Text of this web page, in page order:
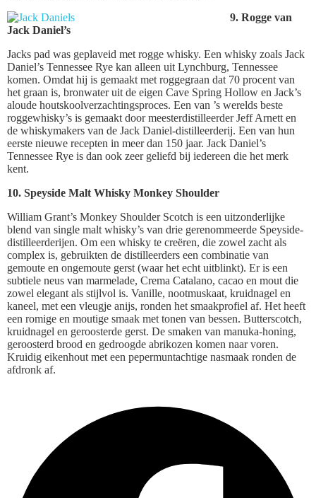
9. Rogge van
Jack Daniel’s
Jacks pad was geplaveid met rogge whisky. Een whisky zoals Jack
Daniel’s Tennessee Rye kan alleen uit Lynchburg, Tennessee
komen. Omdat hij is gemaakt met roggegraan dat 70 procent van
het graan is, bronwater uit de eigen Cave Spring Hollow en Jack’s
aloude houtskoolverzachtingsproces. Een van ’s werelds beste
roggewhisky’s is gemaakt door meesterdistilleerder Jeff Arnett en
de whiskymakers van de Jack Daniel-distilleerderij. Een van hun
eerste nieuwe recepten in meer dan 150 jaar. Jack Daniel’s
Tennessee Rye is dan ook zeer geliefd bij iedereen die het merk
kent.
10. Speyside Malt Whisky Monkey Shoulder
William Grant’s Monkey Shoulder Scotch is een uitzonderlijke
blend van single malt whisky’s van drie gerenommeerde Speyside-
distilleerderijen. Om een whisky te creëren, die zowel zacht als
complex is, gebruikten de distilleerders een combinatie van
gemoute en ongemoute gerst (waar het echt uitblinkt). Er is een
subtiele neus van marmelade, Crema Catalano, cacao en mout die
zowel elegant als stijlvol is. Vanille, nootmuskaat, kruidnagel en
kaneel, met een vleugje anijs, ronden het smaakprofiel af. Het heeft
een romige en moutige smaak met tonen van bessen. Butterscotch,
kruidnagel en geroosterde gerst. De smaken van manuka-honing,
geroosterd brood en gedroogde abrikozen komen naar voren.
Kruidig eikenhout met een pepermuntachtige nasmaak ronden de
afdronk af.